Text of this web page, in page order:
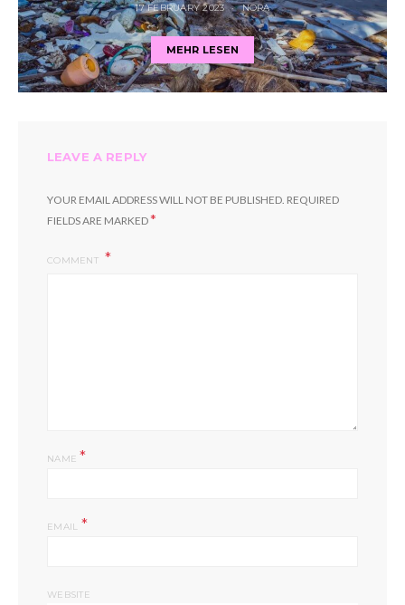
17 FEBRUARY 2023 NORA
MEHR LESEN
LEAVE A REPLY
YOUR EMAIL ADDRESS WILL NOT BE PUBLISHED. REQUIRED
FIELDS ARE MARKED*
COMMENT
NAME*
EMAIL *
WEBSITE